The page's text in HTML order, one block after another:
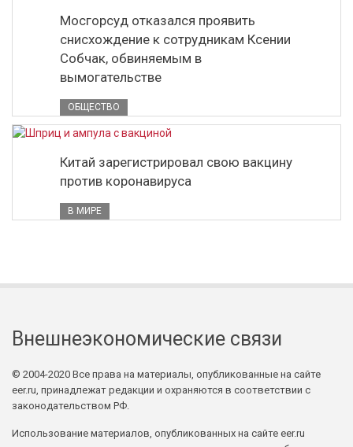
Мосгорсуд отказался проявить
снисхождение к сотрудникам Ксении
Собчак, обвиняемым в
вымогательстве
ОБЩЕСТВО
Китай зарегистрировал свою вакцину
против коронавируса
В МИРЕ
Внешнеэкономические связи
© 2004-2020 Все права на материалы, опубликованные на сайте
eer.ru, принадлежат редакции и охраняются в соответствии с
законодательством РФ.
Использование материалов, опубликованных на сайте eer.ru